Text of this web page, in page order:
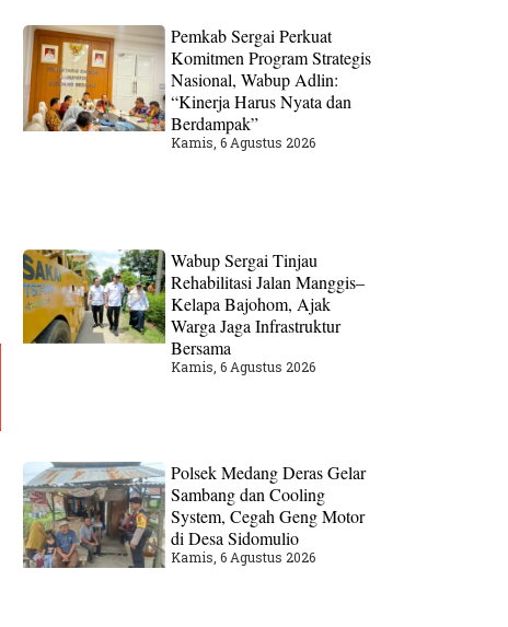
Pemkab Sergai Perkuat
Komitmen Program Strategis
Nasional, Wabup Adlin:
“Kinerja Harus Nyata dan
Berdampak”
Kamis, 6 Agustus 2026
Wabup Sergai Tinjau
Rehabilitasi Jalan Manggis–
Kelapa Bajohom, Ajak
Warga Jaga Infrastruktur
Bersama
Kamis, 6 Agustus 2026
Polsek Medang Deras Gelar
Sambang dan Cooling
System, Cegah Geng Motor
di Desa Sidomulio
Kamis, 6 Agustus 2026